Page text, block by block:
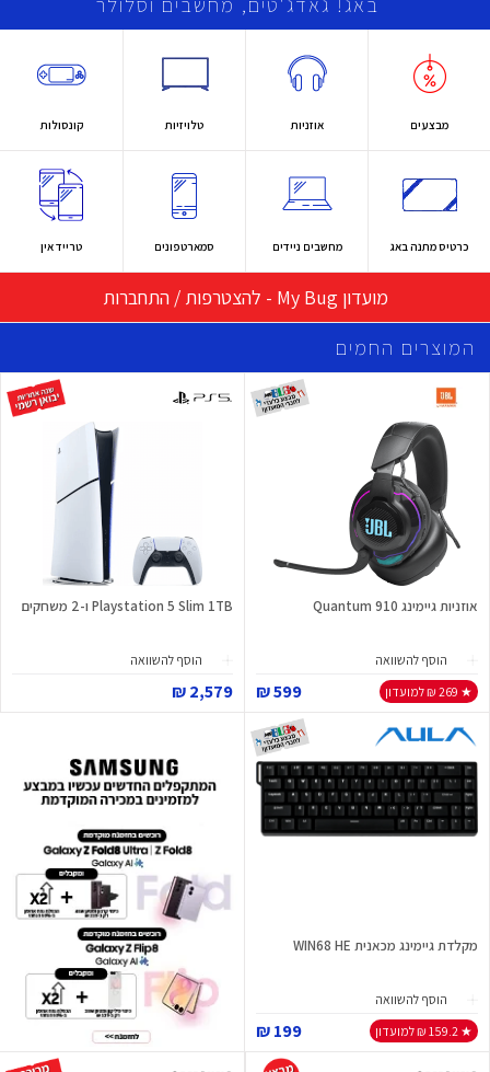
מבצעים אוזניות טלויזיות קונסולות
כרטיס מתנה באג מחשבים ניידים סמארטפונים טרייד אין
מועדון My Bug - להצטרפות / התחברות
המוצרים החמים
אוזניות גיימינג Quantum 910
הוסף להשוואה
★ 269 ₪ למועדון
599 ₪
Playstation 5 Slim 1TB ו-2 משחקים
הוסף להשוואה
2,579 ₪
מקלדת גיימינג מכאנית WIN68 HE
הוסף להשוואה
★ 159.2 ₪ למועדון
199 ₪